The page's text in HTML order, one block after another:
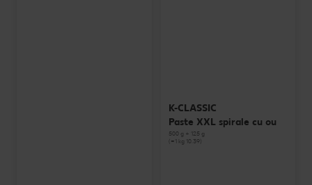
K-CLASSIC
Paste XXL spirale cu ou
500 g + 125 g
(=1 kg 10.39)